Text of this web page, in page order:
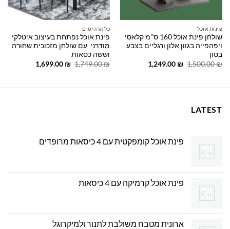
פינות אוכל
שולחן פינת אוכל 160 ס"מ קלאסי
ויפהפייה בגוון אלון ורגליים בצבע
בטון
1,500.00₪
המחיר
1,249.00 ₪
המחיר
כל הרהיטים
פינת אוכל נפתחת בעיצוב איטלקי
מודרני עם שולחן מזכוכית שחורה
וששה כסאות
1,749.00₪
המחיר
1,699.00 ₪
המחיר
LATEST
פינת אוכל קומפקטית עם 4 כיסאות מרופדים
פינת אוכל קרמיקה עם 4 כיסאות
ארונית מטבח משולבת לתנור ולמיקרוגל